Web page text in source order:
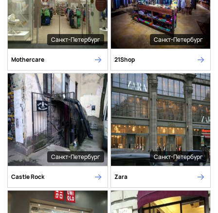
Санкт-Петербург
Mothercare
Санкт-Петербург
21Shop
Санкт-Петербург
Castle Rock
Санкт-Петербург
Zara